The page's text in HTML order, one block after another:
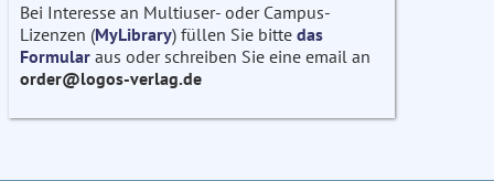
Bei Interesse an Multiuser- oder Campus-
Lizenzen (MyLibrary) füllen Sie bitte das
Formular aus oder schreiben Sie eine email an
order@logos-verlag.de